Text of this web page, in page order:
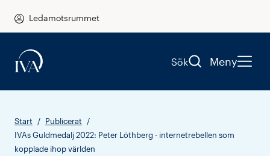
Ledamotsrummet
Sök Meny
Start
Publicerat
IVAs Guldmedalj 2022: Peter Löthberg - internetrebellen som
kopplade ihop världen